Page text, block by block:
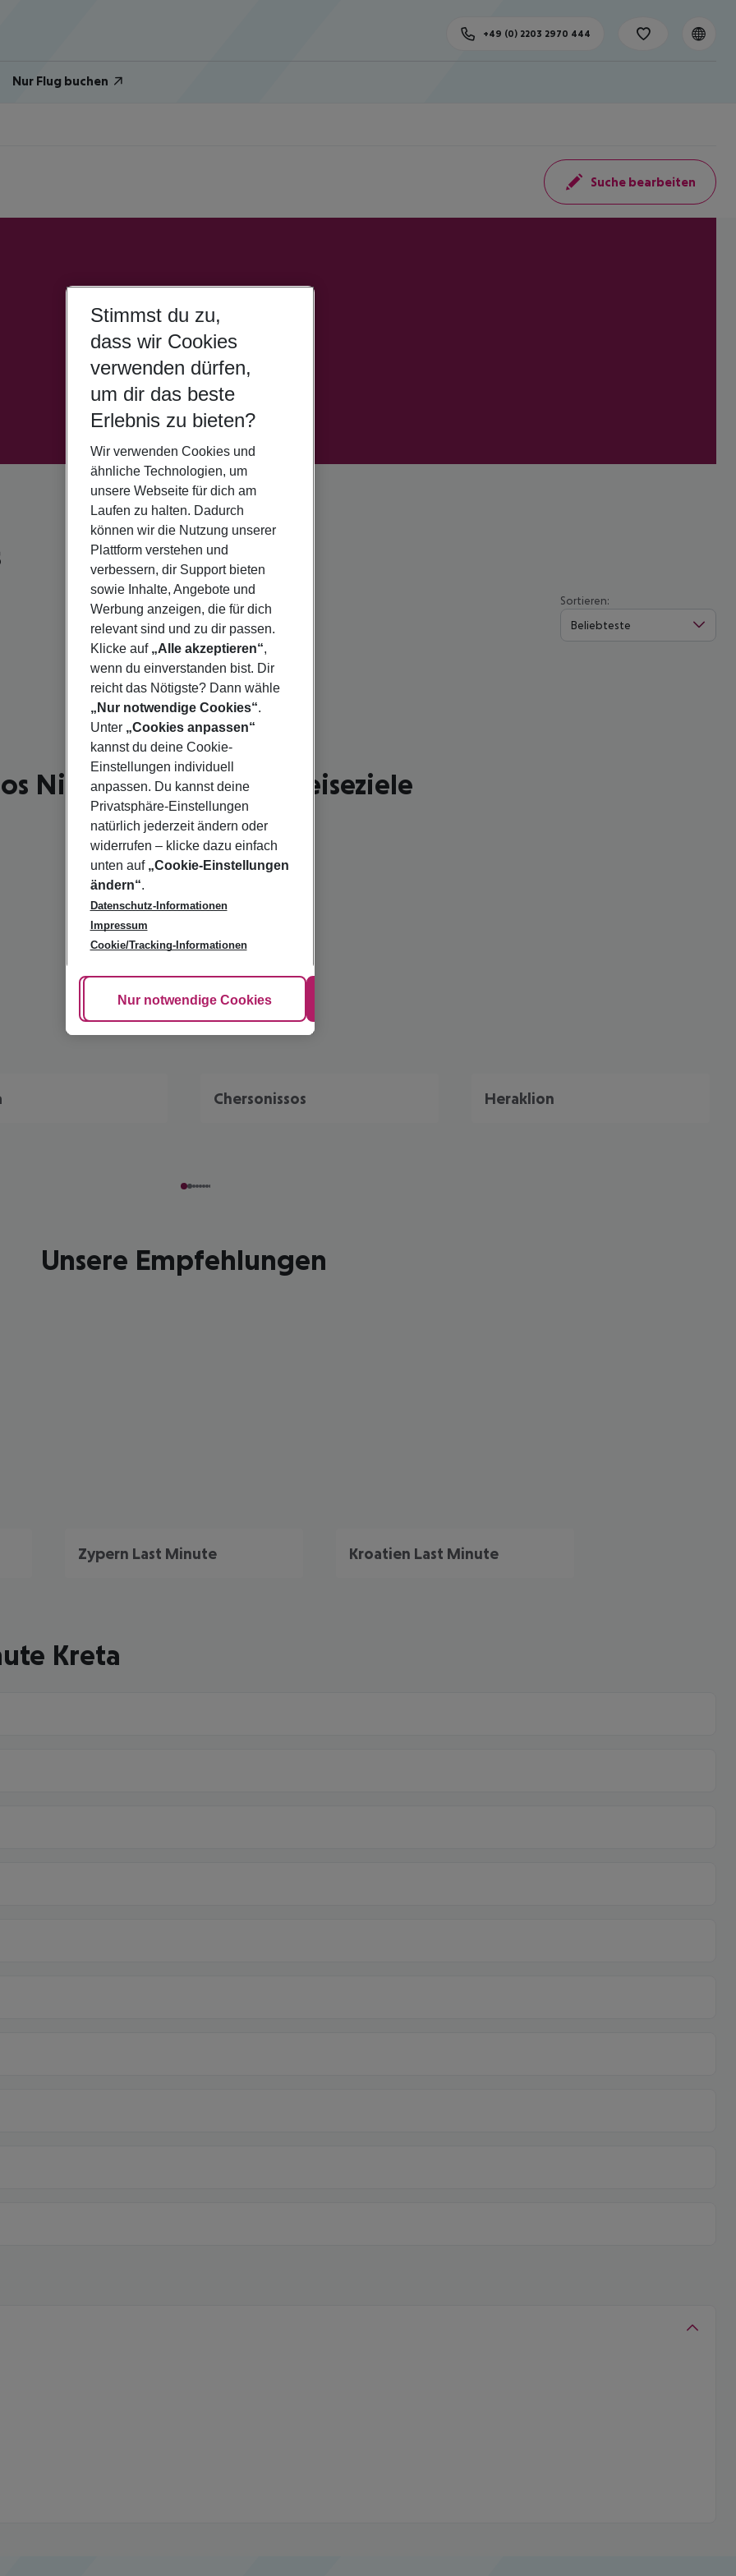
Nur Flug buchen
+49 (0) 2203 2970 444
Suche bearbeiten
Sortieren:
Beliebteste
Nikolaos - schönste Reiseziele
Chersonissos Heraklion
Unsere Empfehlungen
Zypern Last Minute Kroatien Last Minute
Kreta
Stimmst du zu,
dass wir Cookies
verwenden dürfen,
um dir das beste
Erlebnis zu bieten?
Wir verwenden Cookies und
ähnliche Technologien, um
unsere Webseite für dich am
Laufen zu halten. Dadurch
können wir die Nutzung unserer
Plattform verstehen und
verbessern, dir Support bieten
sowie Inhalte, Angebote und
Werbung anzeigen, die für dich
relevant sind und zu dir passen.
Klicke auf „Alle akzeptieren“,
wenn du einverstanden bist. Dir
reicht das Nötigste? Dann wähle
„Nur notwendige Cookies“.
Unter „Cookies anpassen“
kannst du deine Cookie-
Einstellungen individuell
anpassen. Du kannst deine
Privatsphäre-Einstellungen
natürlich jederzeit ändern oder
widerrufen – klicke dazu einfach
unten auf „Cookie-Einstellungen
ändern“.
Datenschutz-Informationen
Impressum
Cookie/Tracking-Informationen
Cookie anpassen
Nur notwendige Cookies